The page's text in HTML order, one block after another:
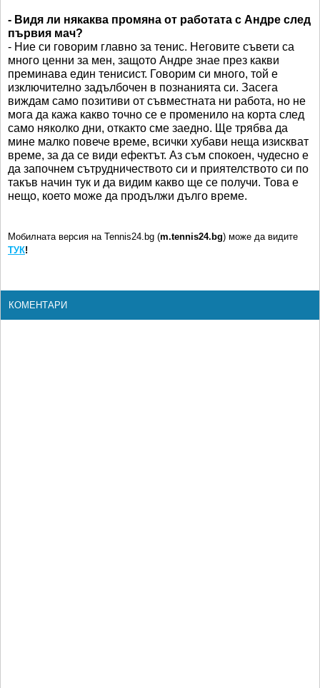
- Видя ли някаква промяна от работата с Андре след
първия мач?
- Ние си говорим главно за тенис. Неговите съвети са
много ценни за мен, защото Андре знае през какви
преминава един тенисист. Говорим си много, той е
изключително задълбочен в познанията си. Засега
виждам само позитиви от съвместната ни работа, но не
мога да кажа какво точно се е променило на корта след
само няколко дни, откакто сме заедно. Ще трябва да
мине малко повече време, всички хубави неща изискват
време, за да се види ефектът. Аз съм спокоен, чудесно е
да започнем сътрудничеството си и приятелството си по
такъв начин тук и да видим какво ще се получи. Това е
нещо, което може да продължи дълго време.
Мобилната версия на Tennis24.bg (m.tennis24.bg) може да видите
ТУК!
КОМЕНТАРИ